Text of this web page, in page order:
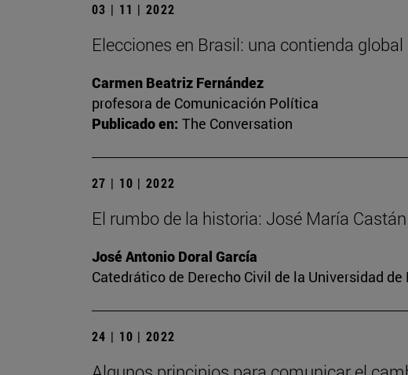
03 | 11 | 2022
Elecciones en Brasil: una contienda
Carmen Beatriz Fernández
profesora de Comunicación Política
Publicado en: The Conversation
27 | 10 | 2022
El rumbo de la historia: José María
José Antonio Doral García
Catedrático de Derecho Civil de la Universidad de
24 | 10 | 2022